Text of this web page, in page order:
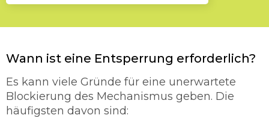
Wann ist eine Entsperrung erforderlich?
Es kann viele Gründe für eine unerwartete
Blockierung des Mechanismus geben. Die
häufigsten davon sind: